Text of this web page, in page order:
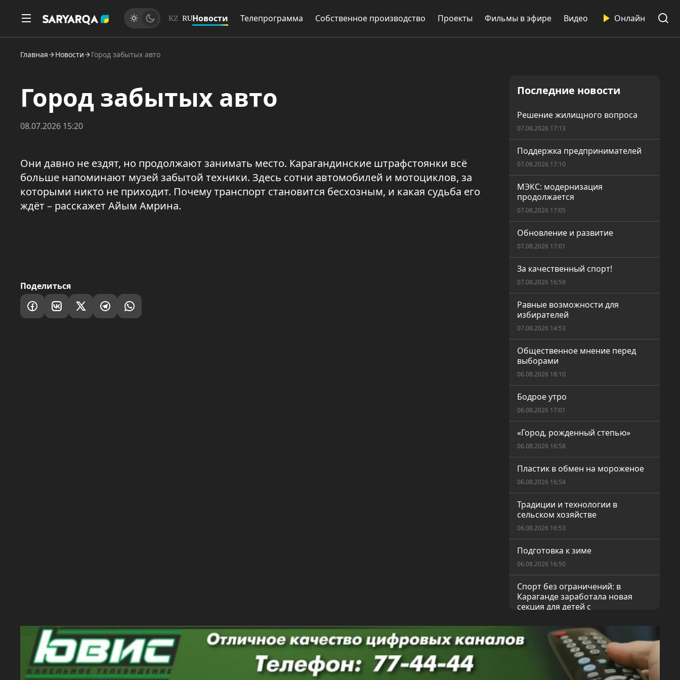
KZ RUНовости Телепрограмма Собственное производство Проекты Фильмы в эфире Видео Онлайн
Главная Новости Город забытых авто
Город забытых авто
08.07.2026 15:20
Они давно не ездят, но продолжают занимать место. Карагандинские штрафстоянки всё
больше напоминают музей забытой техники. Здесь сотни автомобилей и мотоциклов, за
которыми никто не приходит. Почему транспорт становится бесхозным, и какая судьба его
ждёт – расскажет Айым Амрина.
Поделиться
Последние новости
Решение жилищного вопроса
07.08.2026 17:13
Поддержка предпринимателей
07.08.2026 17:10
МЭКС: модернизация
продолжается
07.08.2026 17:05
Обновление и развитие
07.08.2026 17:01
За качественный спорт!
07.08.2026 16:59
Равные возможности для
избирателей
07.08.2026 14:53
Общественное мнение перед
выборами
06.08.2026 18:10
Бодрое утро
06.08.2026 17:01
«Город, рожденный степью»
06.08.2026 16:58
Пластик в обмен на мороженое
06.08.2026 16:54
Традиции и технологии в
сельском хозяйстве
06.08.2026 16:53
Подготовка к зиме
06.08.2026 16:50
Спорт без ограничений: в
Караганде заработала новая
секция для детей с
06.08.2026 16:17
Утро с разминки
05.08.2026 17:46